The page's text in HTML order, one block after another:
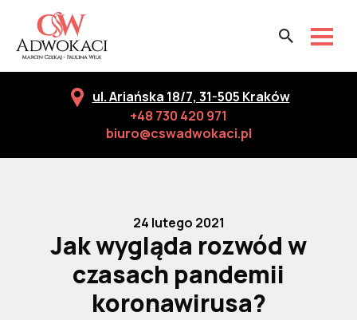
ul. Ariańska 18/7, 31-505 Kraków
+48 730 420 971
biuro@cswadwokaci.pl
24 lutego 2021
Jak wygląda rozwód w
czasach pandemii
koronawirusa?